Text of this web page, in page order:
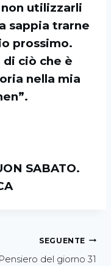
utilizzarli
sappia trarne
prossimo.
di ciò che è
nella mia
SABATO.
SEGUENTE
Pensiero del giorno 31